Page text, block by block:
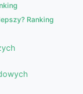
Ranking